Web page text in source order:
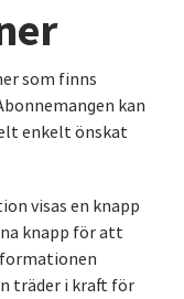
som finns
kan
enkelt önskat
visas en knapp
knapp för att
träder i kraft för